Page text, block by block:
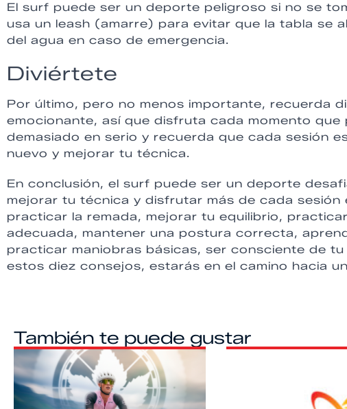
El surf puede ser un deporte peligroso si no se
usa un leash (amarre) para evitar que la tabla se
del agua en caso de emergencia.
Diviértete
Por último, pero no menos importante, recuerda
emocionante, así que disfruta cada momento
demasiado en serio y recuerda que cada sesión
nuevo y mejorar tu técnica.
En conclusión, el surf puede ser un deporte
mejorar tu técnica y disfrutar más de cada sesión
practicar la remada, mejorar tu equilibrio,
adecuada, mantener una postura correcta,
practicar maniobras básicas, ser consciente de
estos diez consejos, estarás en el camino hacia
También te puede gustar